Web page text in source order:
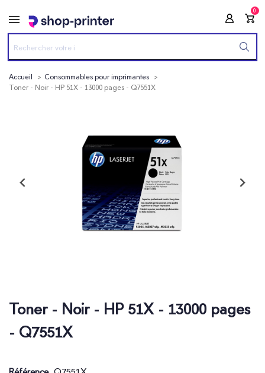
0
Accueil
Consommables pour imprimantes
Toner - Noir - HP 51X - 13000 pages - Q7551X
Toner - Noir - HP 51X - 13000 pages
- Q7551X